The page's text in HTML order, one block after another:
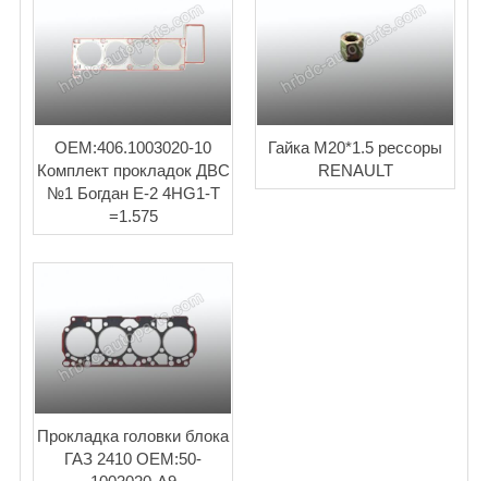
OEM:406.1003020-10
Комплект прокладок ДВС
№1 Богдан Е-2 4HG1-T
=1.575
Гайка М20*1.5 рессоры
RENAULT
Прокладка головки блока
ГАЗ 2410 OEM:50-